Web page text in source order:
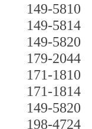
149-5810
149-5814
149-5820
179-2044
171-1810
171-1814
149-5820
198-4724